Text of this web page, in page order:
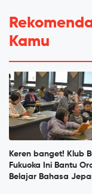
Kamu
Keren banget! Klub
Fukuoka Ini Bantu
Belajar Bahasa